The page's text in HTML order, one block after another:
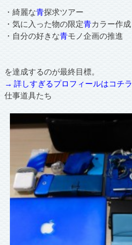
・綺麗な青探求ツアー
・気に入った物の限定青カラー作成
・自分の好きな青モノ企画の推進
を達成するのが最終目標。
→ 詳しすぎるプロフィールはコチラ
仕事道具たち